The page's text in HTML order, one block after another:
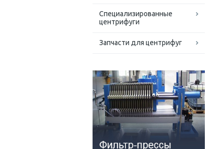
Специализированные
центрифуги
Запчасти для центрифуг